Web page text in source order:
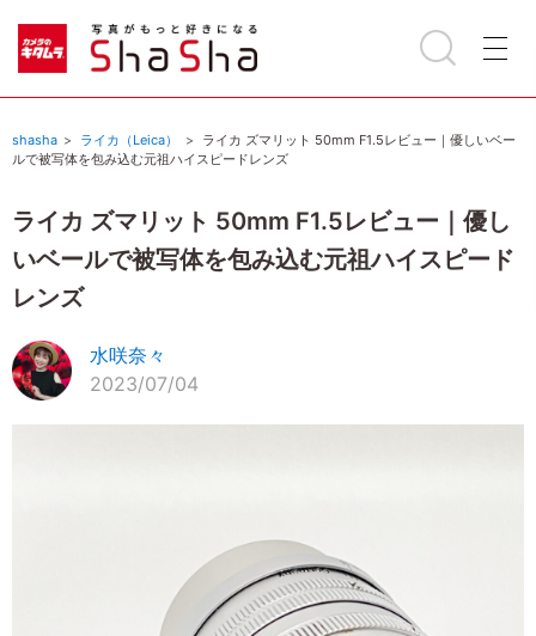
shasha ライカ（Leica）
ライカ ズマリット 50mm F1.5レビュー｜優しいベー
ルで被写体を包み込む元祖ハイスピードレンズ
ライカ ズマリット 50mm F1.5レビュー｜優し
いベールで被写体を包み込む元祖ハイスピード
レンズ
水咲奈々
2023/07/04